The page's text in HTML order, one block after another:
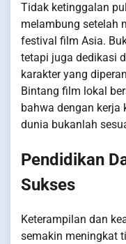
Tidak ketinggalan
melambung setelah
festival film Asia.
tetapi juga dedikasi
karakter yang
Bintang film lokal
bahwa dengan kerja
dunia bukanlah
Pendidikan
Sukses
Keterampilan dan
semakin meningkat